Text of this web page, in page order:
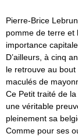
Pierre-Brice
pomme de terre et
importance capitale.
D’ailleurs, à cinq
le retrouve au
maculés de
Ce Petit traité de
une véritable
pleinement sa
Comme pour ses